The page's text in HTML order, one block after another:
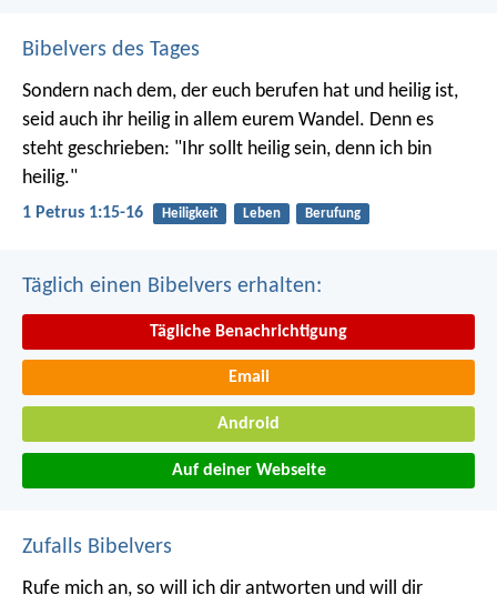
Bibelvers des Tages
Sondern nach dem, der euch berufen hat und heilig ist,
seid auch ihr heilig in allem eurem Wandel. Denn es
steht geschrieben: "Ihr sollt heilig sein, denn ich bin
heilig."
1 Petrus 1:15-16 Heiligkeit Leben Berufung
Täglich einen Bibelvers erhalten:
Tägliche Benachrichtigung
Email
Android
Auf deiner Webseite
Zufalls Bibelvers
Rufe mich an, so will ich dir antworten und will dir